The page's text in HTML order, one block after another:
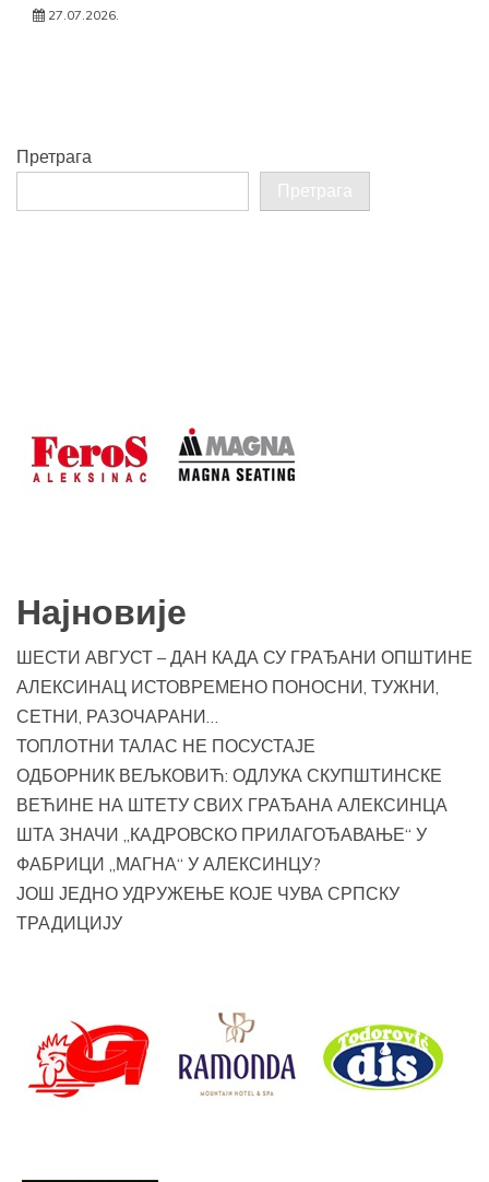
27.07.2026.
Претрага
Претрага
Најновије
ШЕСТИ АВГУСТ – ДАН КАДА СУ ГРАЂАНИ ОПШТИНЕ
АЛЕКСИНАЦ ИСТОВРЕМЕНО ПОНОСНИ, ТУЖНИ,
СЕТНИ, РАЗОЧАРАНИ…
ТОПЛОТНИ ТАЛАС НЕ ПОСУСТАЈЕ
ОДБОРНИК ВЕЉКОВИЋ: ОДЛУКА СКУПШТИНСКЕ
ВЕЋИНЕ НА ШТЕТУ СВИХ ГРАЂАНА АЛЕКСИНЦА
ШТА ЗНАЧИ „КАДРОВСКО ПРИЛАГОЂАВАЊЕ“ У
ФАБРИЦИ „МАГНА“ У АЛЕКСИНЦУ?
ЈОШ ЈЕДНО УДРУЖЕЊЕ КОЈЕ ЧУВА СРПСКУ
ТРАДИЦИЈУ